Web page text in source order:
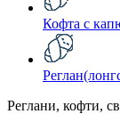
Кофта с
Реглани, кофти,